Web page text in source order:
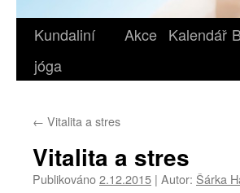
Kundaliní
jóga
Akce Kalendář
← Vitalita a stres
Vitalita a stres
Publikováno2.12.2015 | Autor: Šárka